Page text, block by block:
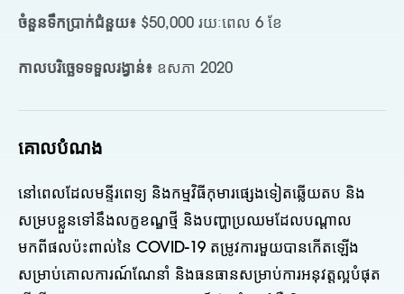
ចំនួនទឹកប្រាក់ជំនួយ៖ $50,000 រយៈពេល 6 ខែ
កាលបរិច្ឆេទទទួលរង្វាន់៖ ឧសភា 2020
គោលបំណង
នៅពេលដែលមន្ទីរពេទ្យ និងកម្មវិធីកុមារផ្សេងទៀតឆ្លើយតប និង
សម្របខ្លួនទៅនឹងលក្ខខណ្ឌថ្មី និងបញ្ហាប្រឈមដែលបណ្តាល
មកពីផលប៉ះពាល់នៃ COVID-19 តម្រូវការមួយបានកើតឡើង
សម្រាប់គោលការណ៍ណែនាំ និងធនធានសម្រាប់ការអនុវត្តល្អបំផុត